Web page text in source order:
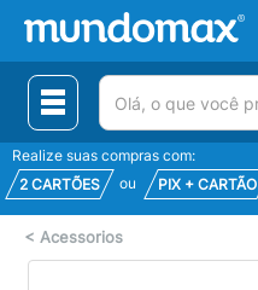
(pesquisar)
Realize suas compras com:
2 CARTÕES
ou PIX + CARTÃO
< Acessorios